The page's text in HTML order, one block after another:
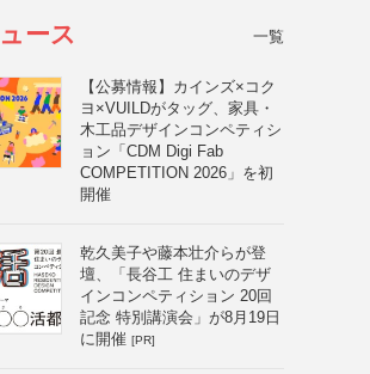
ース 一覧
【公募情報】カインズ×コク
ヨ×VUILDがタッグ、家具・
木工品デザインコンペティシ
ョン「CDM Digi Fab
COMPETITION 2026」を初
開催
乾久美子や藤本壮介らが登
壇、「長谷工 住まいのデザ
インコンペティション 20回
記念 特別講演会」が8月19日
に開催 [PR]